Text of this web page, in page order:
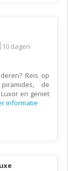
10 dagen
Reis op
de
en geniet
informatie